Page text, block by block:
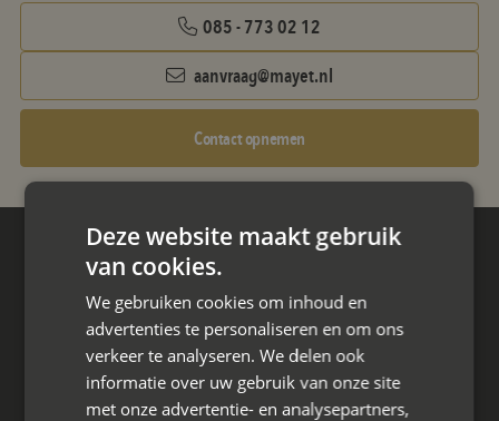
085 - 773 02 12
aanvraag@mayet.nl
Contact opnemen
Hoofdkantoor
4661 KZ Halsteren,
085 - 773 02 12
aanvraag@mayet.nl
Deze website maakt gebruik
van cookies.
We gebruiken cookies om inhoud en
advertenties te personaliseren en om ons
verkeer te analyseren. We delen ook
informatie over uw gebruik van onze site
met onze advertentie- en analysepartners,